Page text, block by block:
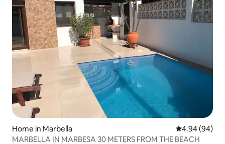
Home in Marbella 4.94 out of 5
4.94 (94)
MARBELLA IN MARBESA 30 METERS FROM THE BEACH